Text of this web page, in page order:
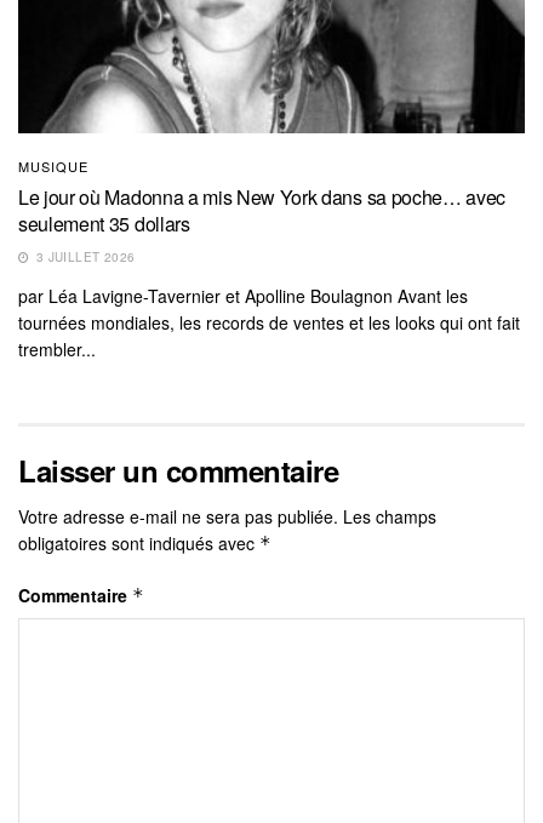
MUSIQUE
Le jour où Madonna a mis New York dans sa poche… avec
seulement 35 dollars
3 JUILLET 2026
par Léa Lavigne-Tavernier et Apolline Boulagnon Avant les
tournées mondiales, les records de ventes et les looks qui ont fait
trembler...
Laisser un commentaire
Votre adresse e-mail ne sera pas publiée. Les champs
obligatoires sont indiqués avec *
Commentaire *